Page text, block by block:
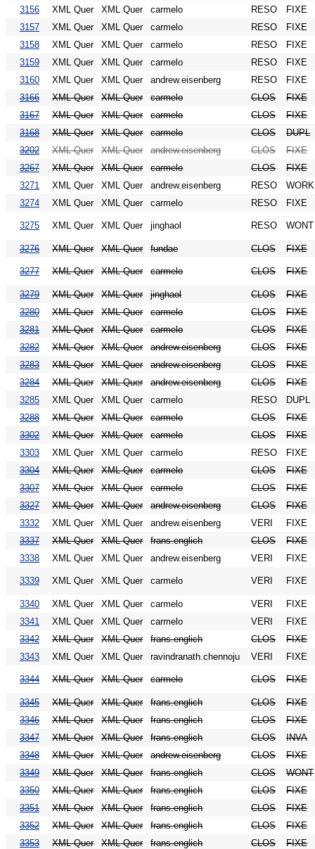
3156
XML Quer XML Quer carmelo RESO
FIXE
3157
XML Quer XML Quer carmelo RESO
FIXE
3158
XML Quer XML Quer carmelo RESO
FIXE
3159
XML Quer XML Quer carmelo RESO
FIXE
3160
XML Quer XML Quer andrew.eisenberg RESO
FIXE
3166
XML Quer XML Quer carmelo CLOS
FIXE
3167
XML Quer XML Quer carmelo CLOS
FIXE
3168
XML Quer XML Quer carmelo CLOS
DUPL
3202
XML Quer XML Quer andrew.eisenberg CLOS
FIXE
3267
XML Quer XML Quer carmelo CLOS
FIXE
3271
XML Quer XML Quer andrew.eisenberg RESO
WORK
3274
XML Quer XML Quer carmelo RESO FIXE
3275 XML Quer XML Quer jinghaol RESO WONT
3276 XML Quer XML Quer fundae CLOS FIXE
3277 XML Quer XML Quer carmelo CLOS FIXE
3279 XML Quer XML Quer jinghaol CLOS
FIXE
3280
XML Quer XML Quer carmelo CLOS
FIXE
3281
XML Quer XML Quer carmelo CLOS
FIXE
3282
XML Quer XML Quer andrew.eisenberg CLOS
FIXE
3283
XML Quer XML Quer andrew.eisenberg CLOS
FIXE
3284
XML Quer XML Quer andrew.eisenberg CLOS
FIXE
3285
XML Quer XML Quer carmelo RESO
DUPL
3288
XML Quer XML Quer carmelo CLOS
FIXE
3302
XML Quer XML Quer carmelo CLOS
FIXE
3303
XML Quer XML Quer carmelo RESO
FIXE
3304
XML Quer XML Quer carmelo CLOS
FIXE
3307
XML Quer XML Quer carmelo CLOS
FIXE
3327
XML Quer XML Quer andrew.eisenberg CLOS
FIXE
3332
XML Quer XML Quer andrew.eisenberg VERI
FIXE
3337
XML Quer XML Quer frans.englich CLOS
FIXE
3338
XML Quer XML Quer andrew.eisenberg VERI FIXE
3339 XML Quer XML Quer carmelo VERI FIXE
3340 XML Quer XML Quer carmelo VERI
FIXE
3341
XML Quer XML Quer carmelo VERI
FIXE
3342
XML Quer XML Quer frans.englich CLOS
FIXE
3343
XML Quer XML Quer ravindranath.chennoju VERI FIXE
3344 XML Quer XML Quer carmelo CLOS FIXE
3345 XML Quer XML Quer frans.englich CLOS
FIXE
3346
XML Quer XML Quer frans.englich CLOS
FIXE
3347
XML Quer XML Quer frans.englich CLOS
INVA
3348
XML Quer XML Quer andrew.eisenberg CLOS
FIXE
3349
XML Quer XML Quer frans.englich CLOS
WONT
3350
XML Quer XML Quer frans.englich CLOS
FIXE
3351
XML Quer XML Quer frans.englich CLOS
FIXE
3352
XML Quer XML Quer frans.englich CLOS
FIXE
3353
XML Quer XML Quer frans.englich CLOS
FIXE